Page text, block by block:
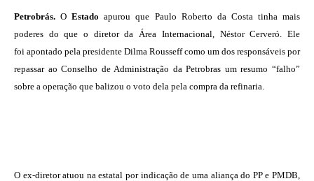
Petrobrás. OEstado apurou que Paulo Roberto da Costa tinha mais
poderes do que o diretor da Área Internacional, Néstor Cerveró . Ele
foi apontado pela presidente Dilma Rousseff como um dos responsáveis por
repassar ao Conselho de Administração da Petrobras um resumo “falho”
sobre a operação que balizou o voto dela pela compra da refinaria.
O ex-diretor atuou na estatal por indicação de uma aliança do PP e PMDB,